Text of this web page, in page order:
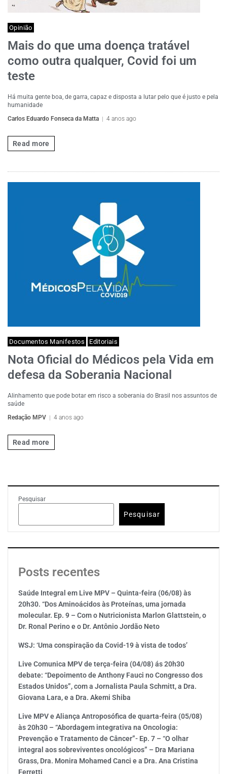
Opinião
Mais do que uma doença tratável
como outra qualquer, Covid foi um
teste
Há muita gente boa, de garra, capaz e disposta a lutar pelo que é justo e pela
humanidade
Carlos Eduardo Fonseca da Matta
4 anos ago
Read more
Documentos Manifestos Editoriais
Nota Oficial do Médicos pela Vida em
defesa da Soberania Nacional
Alinhamento que pode botar em risco a soberania do Brasil nos assuntos de
saúde
Redação MPV
4 anos ago
Read more
Pesquisar
Pesquisar
Posts recentes
Saúde Integral em Live MPV – Quinta-feira (06/08) às
20h30. “Dos Aminoácidos às Proteínas, uma jornada
molecular. Ep. 9 – Com o Nutricionista Marlon Glattstein, o
Dr. Ronal Perino e o Dr. Antônio Jordão Neto
WSJ: ‘Uma conspiração da Covid-19 à vista de todos’
Live Comunica MPV de terça-feira (04/08) ás 20h30
debate: “Depoimento de Anthony Fauci no Congresso dos
Estados Unidos”, com a Jornalista Paula Schmitt, a Dra.
Giovana Lara, e a Dra. Akemi Shiba
Live MPV e Aliança Antroposófica de quarta-feira (05/08)
às 20h30 – “Abordagem integrativa na Oncologia:
Prevenção e Tratamento de Câncer”- Ep. 7 – “O olhar
integral aos sobreviventes oncológicos” – Dra Mariana
Grass, Dra. Monira Mohamed Canci e a Dra. Ana Cristina
Ferretti